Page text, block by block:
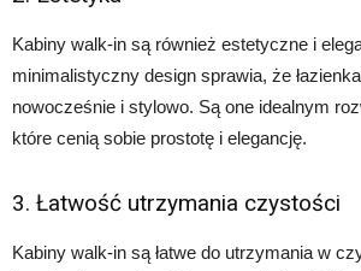
Kabiny walk-in są również estetyczne i
minimalistyczny design sprawia, że
nowocześnie i stylowo. Są one idealnym
które cenią sobie prostotę i elegancję.
3. Łatwość utrzymania czystości
Kabiny walk-in są łatwe do utrzymania w